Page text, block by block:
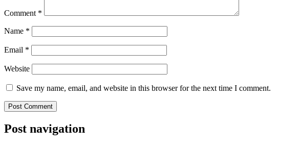
Comment *
Name *
Email *
Website
Save my name, email, and website in this browser for the next time I comment.
Post navigation